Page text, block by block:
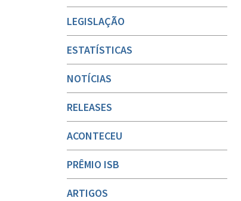
LEGISLAÇÃO
ESTATÍSTICAS
NOTÍCIAS
RELEASES
ACONTECEU
PRÊMIO ISB
ARTIGOS